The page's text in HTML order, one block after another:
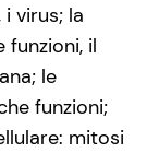
virus; la
il
le
funzioni;
mitosi